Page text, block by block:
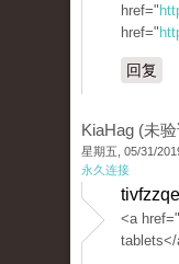
href="
href="
回复
KiaHag (未
星期五, 05/31/
永久连接
tivfzzqe
<a href="
tablets</